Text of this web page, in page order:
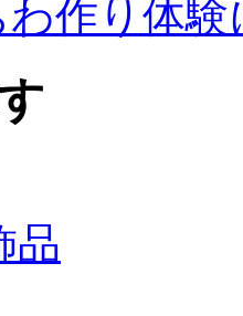
わ作り体
品